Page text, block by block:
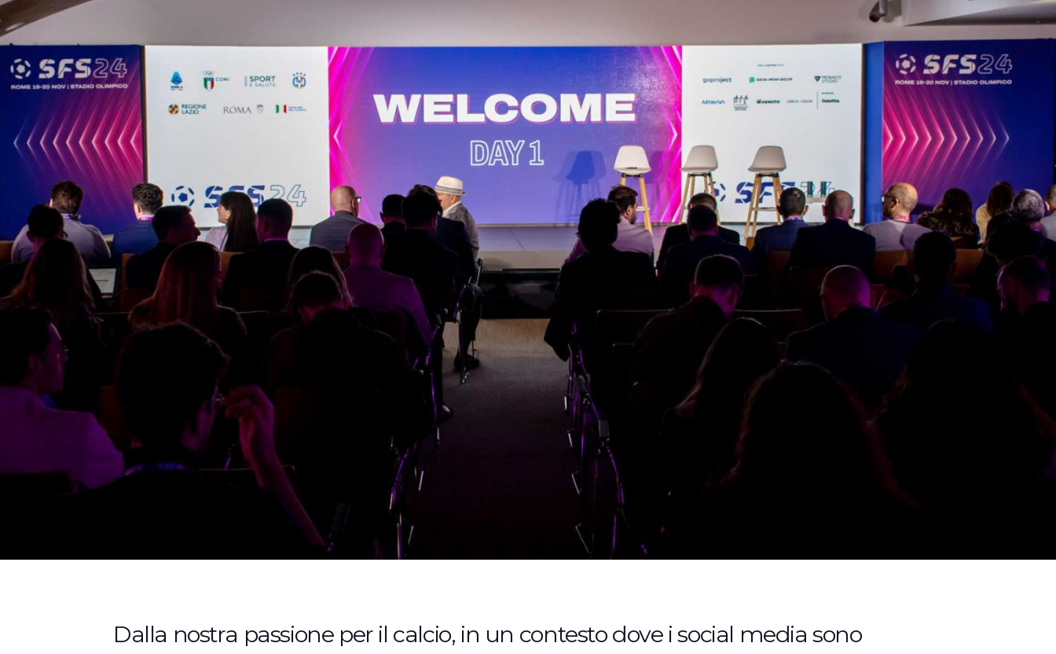
Dalla nostra passione per il calcio, in un contesto dove i social media sono